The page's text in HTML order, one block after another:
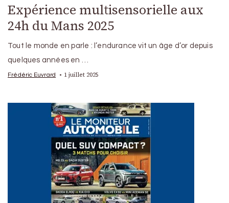
Expérience multisensorielle aux
24h du Mans 2025
Tout le monde en parle : l’endurance vit un âge d’or depuis
quelques années en …
Frédéric Euvrard 1 juillet 2025